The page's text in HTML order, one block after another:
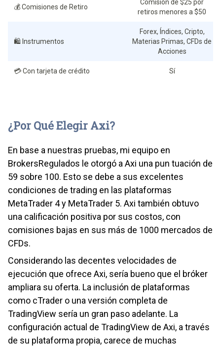
💰 Comisiones de Retiro
Comisión de $25 por
retiros menores a $50
🛍️ Instrumentos
Forex, Índices, Cripto,
Materias Primas, CFDs de
Acciones
💳 Con tarjeta de crédito Sí
¿Por Qué Elegir Axi?
En base a nuestras pruebas, mi equipo en
BrokersRegulados le otorgó a Axi una pun tuación de
59 sobre 100. Esto se debe a sus excelentes
condiciones de trading en las plataformas
MetaTrader 4 y MetaTrader 5. Axi también obtuvo
una calificación positiva por sus costos, con
comisiones bajas en sus más de 1000 mercados de
CFDs.
Considerando las decentes velocidades de
ejecución que ofrece Axi, sería bueno que el bróker
ampliara su oferta. La inclusión de plataformas
como cTrader o una versión completa de
TradingView sería un gran paso adelante. La
configuración actual de TradingView de Axi, a través
de su plataforma propia, carece de muchas